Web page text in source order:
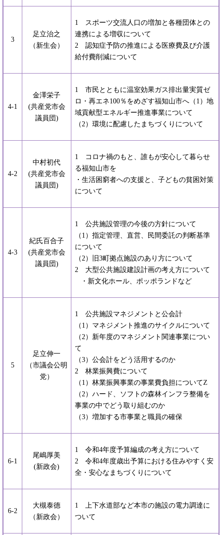
3
足立治之
（新生会）
1 スポーツ交流人口の増加と各種団体との
連携による増収について
2 認知症予防の推進による医療費及び介護
給付費削減について
4-1
金澤栄子
(共産党市会
議員団)
1 市民とともに温室効果ガス排出量実質ゼ
ロ・再エネ100％をめざす福知山市へ（1）地
域貢献型エネルギー推進事業について
（2）環境に配慮したまちづくりについて
4-2
中村初代
(共産党市会
議員団)
1 コロナ禍のもと、誰もが安心して暮らせ
る福知山市を
・生活困窮者への支援と、子どもの貧困対策
について
4-3
紀氏百合子
(共産党市会
議員団)
1 公共施設管理の今後の方針について
（1）指定管理、直営、民間委託の判断基準
について
（2）旧3町拠点施設のあり方について
2 大型公共施設建設計画の考え方について
・新文化ホール、ポッポランドなど
5
足立伸一
（市議会公明
党）
1 公共施設マネジメントと公会計
（1）マネジメント推進のサイクルについて
（2）新年度のマネジメント関連事業につい
て
（3）公会計をどう活用するのか
2 林業振興費について
（1）林業振興事業の事業費負担についてZ
（2）ハード、ソフトの森林インフラ整備を
事業の中でどう取り組むのか
（3）増加する市事業と職員の確保
6-1
尾嶋厚美
(新政会)
1 令和4年度予算編成の考え方について
2 令和4年度歳出予算における住みやすく安
全・安心なまちづくりについて
6-2
大槻泰德
（新政会）
1 上下水道部など本市の施設の電力調達に
ついて